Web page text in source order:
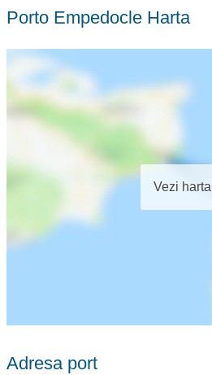
Porto Empedocle Harta
Vezi harta
Adresa port